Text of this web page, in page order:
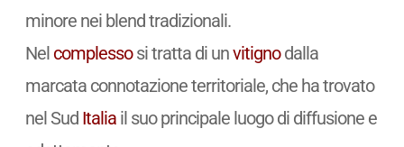
minore nei blend tradizionali.
Nel complessosi tratta di unvitignodalla
marcata connotazione territoriale, che ha trovato
nel Sud Italiail suo principale luogo di diffusione e